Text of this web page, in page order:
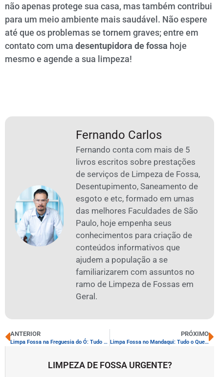
não apenas protege sua casa, mas também contribui
para um meio ambiente mais saudável. Não espere
até que os problemas se tornem graves; entre em
contato com uma desentupidora de fossa hoje
mesmo e agende a sua limpeza!
Fernando Carlos
Fernando conta com mais de 5
livros escritos sobre prestações
de serviços de Limpeza de Fossa,
Desentupimento, Saneamento de
esgoto e etc, formado em umas
das melhores Faculdades de São
Paulo, hoje empenha seus
conhecimentos para criação de
conteúdos informativos que
ajudem a população a se
familiarizarem com assuntos no
ramo de Limpeza de Fossas em
Geral.
ANTERIOR
Limpa Fossa na Freguesia do Ó: Tudo o que Você Precisa Saber
PRÓXIMO
Limpa Fossa no Mandaqui: Tudo o Que Você Precisa Saber
LIMPEZA DE FOSSA URGENTE?